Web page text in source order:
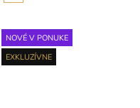
NOVÉ V PONUKE
EXKLUZÍVNE